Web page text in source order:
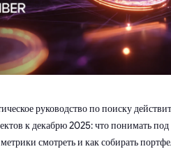
руководство по поиску
к декабрю 2025: что понимать под
смотреть и как собирать